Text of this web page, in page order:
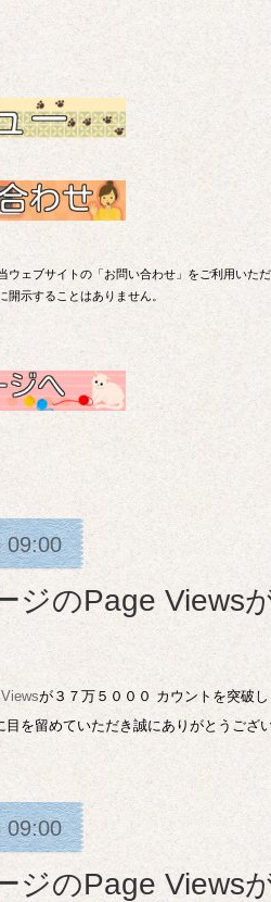
ウェブサイトの「お問い合わせ」をご利用い
開示することはありません。
09:00
ジのPage Views
が３７万５０００ カウントを突破し
を留めていただき誠にありがとうござい
09:00
ジのPage Views